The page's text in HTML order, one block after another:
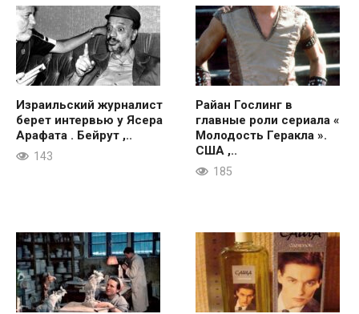
Израильский журналист
берет интервью у Ясера
Арафата . Бейрут ,..
143
Райан Гослинг в
главные роли сериала «
Молодость Геракла ».
США ,..
185